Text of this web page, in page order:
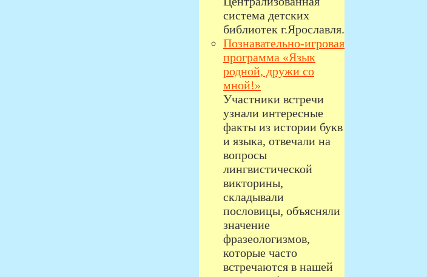
система детских
библиотек г.Ярославля.
Познавательно-игровая
программа «Язык
родной, дружи со
мной!»
Участники встречи
узнали интересные
факты из истории букв
и языка, отвечали на
вопросы
лингвистической
викторины,
складывали
пословицы, объясняли
значение
фразеологизмов,
которые часто
встречаются в нашей